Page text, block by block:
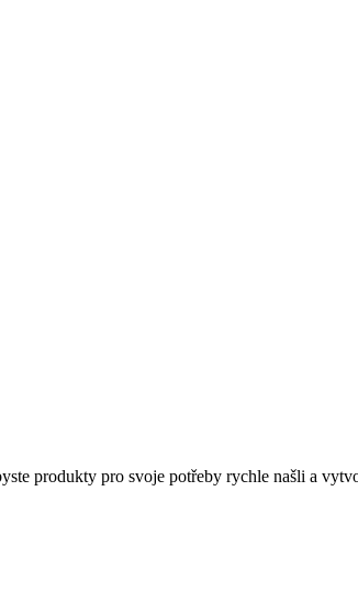
produkty pro svoje potřeby rychle našli a